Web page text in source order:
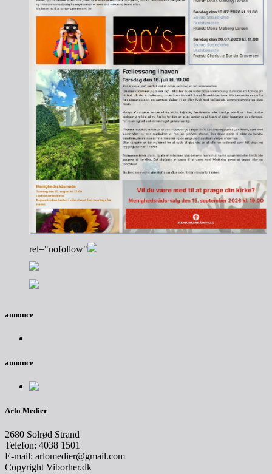
rel="nofollow"
annonce
annonce
Arlo Medier
2680 Solrød Strand
Telefon: 4038 1501
E-mail: arlomedier@gmail.com
Copyright Viborher.dk